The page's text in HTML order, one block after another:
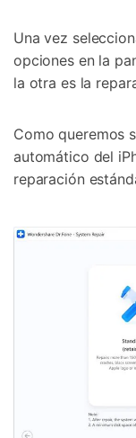
Una vez
opciones en la
la otra es la
Como queremos
automático del
reparación